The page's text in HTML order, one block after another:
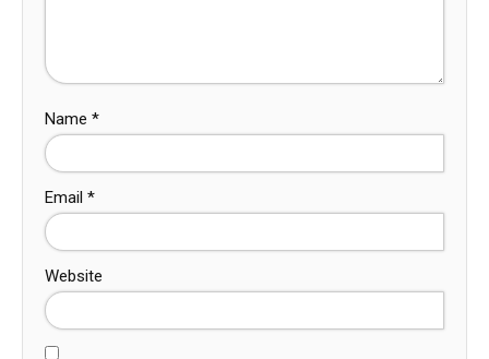
Name *
Email *
Website